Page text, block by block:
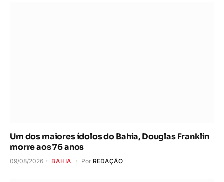
Um dos maiores ídolos do Bahia, Douglas Franklin
morre aos 76 anos
09/08/2026 BAHIA Por REDAÇÃO